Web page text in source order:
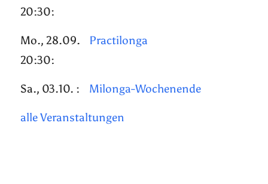
20:30:
Mo., 28.09.
20:30:
Practilonga
Sa., 03.10. : Milonga-Wochenende
alle Veranstaltungen